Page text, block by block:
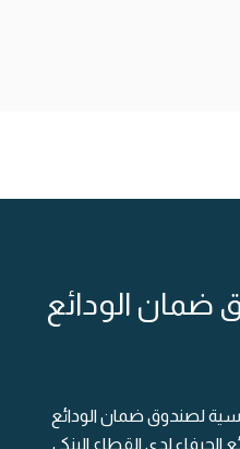
الودائع
لصندوق ضمان الودائع
الحرفاء لدى القطاع البنكي